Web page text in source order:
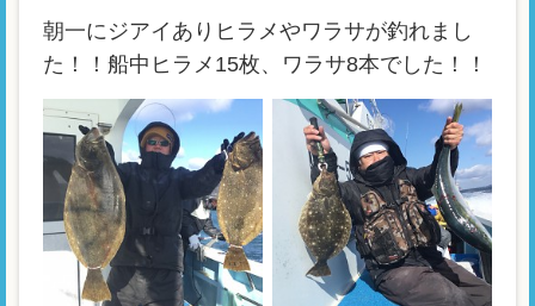
朝一にジアイありヒラメやワラサが釣れまし
た！！船中ヒラメ15枚、ワラサ8本でした！！